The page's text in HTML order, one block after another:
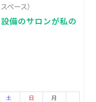
ペース）
備のサロンが私の
土
日
月